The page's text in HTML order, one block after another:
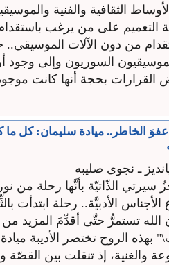
الثقافية والفنية
التعميم على من يرغب
من دون الآلات الموسيقي..
السوريون وإلى وجود
القرارات بحجة أنها كانت
الخاطر.. ميادة سليمان: كل ما
ـ نجوى صليبه
سيرتي الذّاتيّة بأنَّها رحلة من
الأجناس الأدبيَّة.. رحلة ابتدأت
الله تستمرُّ حتَّى أقدِّمَ المزيد
بهذه الروح تختصر الأديبة
والغنية، إذ تنقلت بين القصّة